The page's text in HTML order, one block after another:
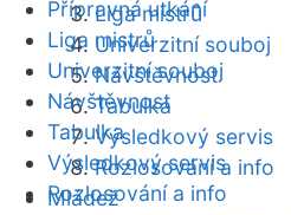
Liga mistrů
Univerzitní souboj
Návštěvnost
Tabulka
Výsledkový servis
Rozlosování a info
Mládež
Přípravná utkání
Liga mistrů
Univerzitní souboj
Návštěvnost
Tabulka
Výsledkový servis
Rozlosování a info